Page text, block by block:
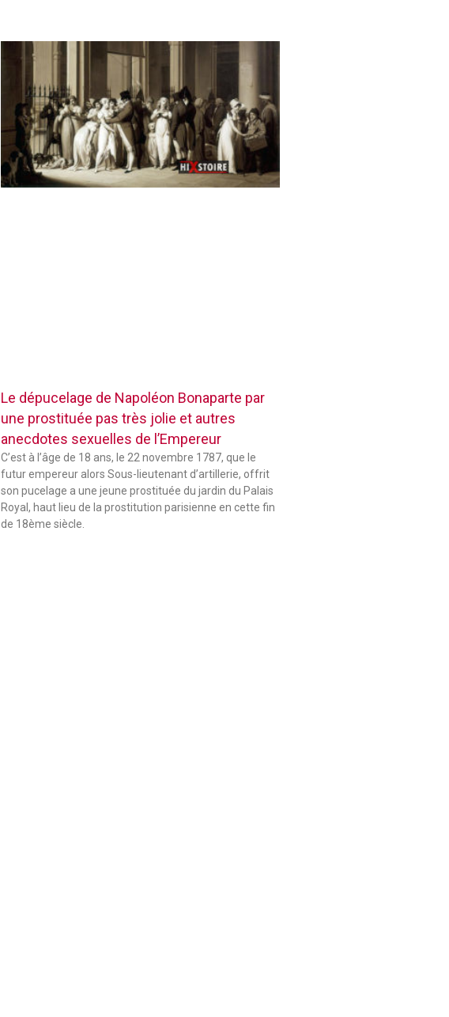
Le dépucelage de Napoléon Bonaparte par
une prostituée pas très jolie et autres
anecdotes sexuelles de l’Empereur
C’est à l’âge de 18 ans, le 22 novembre 1787, que le
futur empereur alors Sous-lieutenant d’artillerie, offrit
son pucelage a une jeune prostituée du jardin du Palais
Royal, haut lieu de la prostitution parisienne en cette fin
de 18ème siècle.